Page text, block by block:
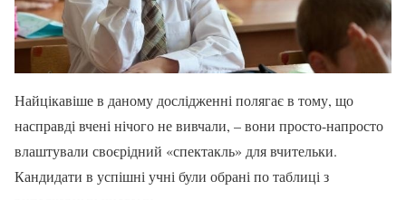
Найцікавіше в даному дослідженні полягає в тому, що
насправді вчені нічого не вивчали, – вони просто-напросто
влаштували своєрідний «спектакль» для вчительки.
Кандидати в успішні учні були обрані по таблиці з